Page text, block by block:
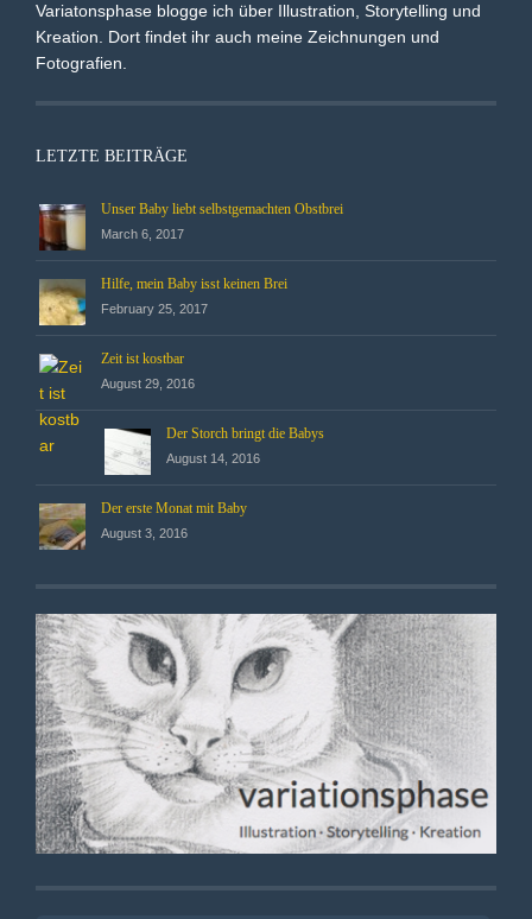
Variatonsphase blogge ich über Illustration, Storytelling und
Kreation. Dort findet ihr auch meine Zeichnungen und
Fotografien.
LETZTE BEITRÄGE
Unser Baby liebt selbstgemachten Obstbrei
March 6, 2017
Hilfe, mein Baby isst keinen Brei
February 25, 2017
Zeit ist kostbar
August 29, 2016
Der Storch bringt die Babys
August 14, 2016
Der erste Monat mit Baby
August 3, 2016